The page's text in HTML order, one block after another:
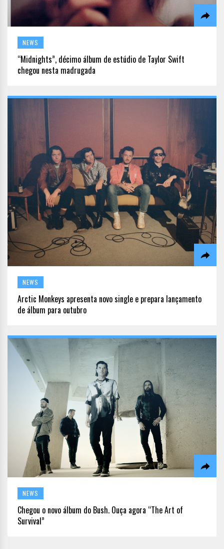
NEWS
“Midnights”, décimo álbum de estúdio de Taylor Swift
chegou nesta madrugada
NEWS
Arctic Monkeys apresenta novo single e prepara lançamento
de álbum para outubro
NEWS
Chegou o novo álbum do Bush. Ouça agora “The Art of
Survival”